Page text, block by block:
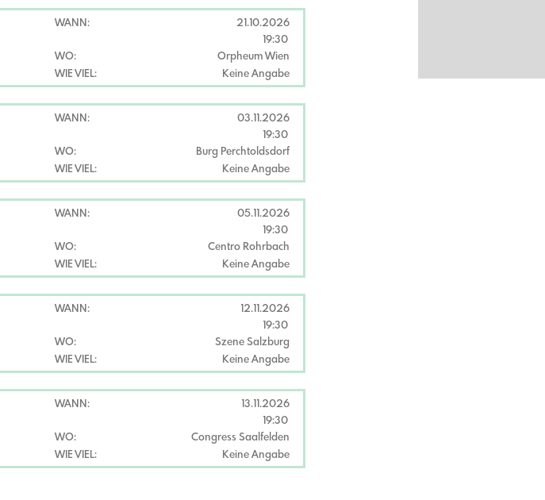
WANN:
21.10.2026
19:30
WO:
Orpheum Wien
WIE VIEL:
Keine Angabe
WANN:
03.11.2026
19:30
WO:
Burg Perchtoldsdorf
WIE VIEL:
Keine Angabe
WANN:
05.11.2026
19:30
WO:
Centro Rohrbach
WIE VIEL:
Keine Angabe
WANN:
12.11.2026
19:30
WO:
Szene Salzburg
WIE VIEL:
Keine Angabe
WANN:
13.11.2026
19:30
WO:
Congress Saalfelden
WIE VIEL:
Keine Angabe